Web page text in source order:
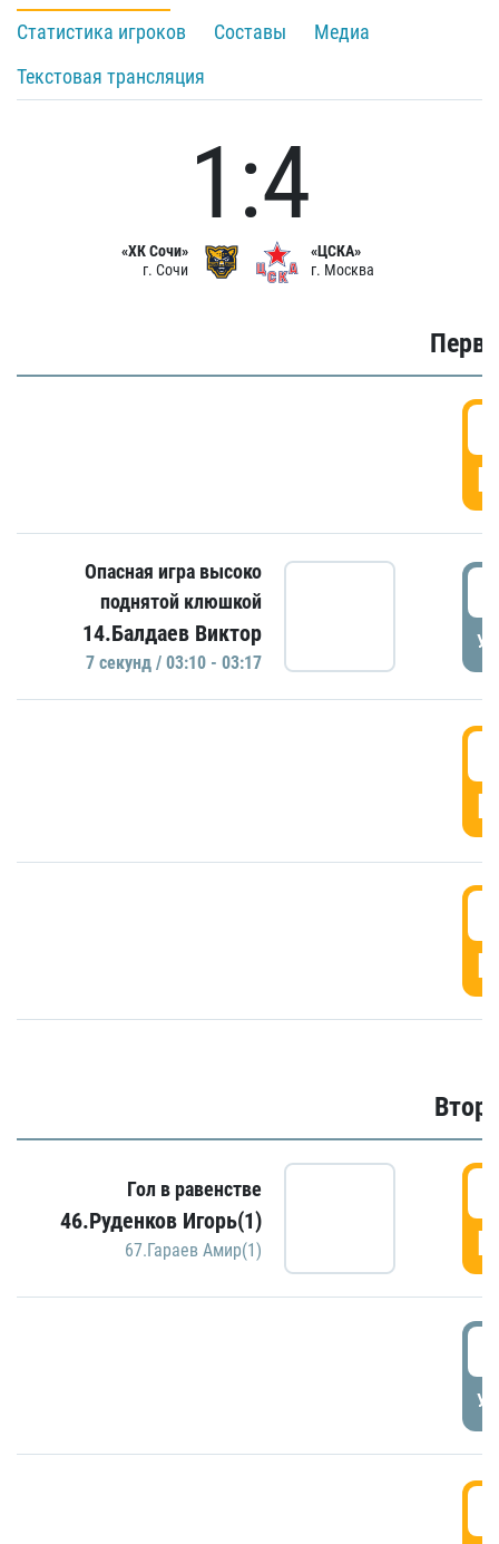
Статистика игроков
Составы
Медиа
Текстовая трансляция
«ХК Сочи»
г. Сочи
1:4
«ЦСКА»
г. Москва
Опасная игра высоко
поднятой клюшкой
14.Балдаев Виктор
7 секунд / 03:10 - 03:17
Гол в равенстве
46.Руденков Игорь(1)
67.Гараев Амир(1)